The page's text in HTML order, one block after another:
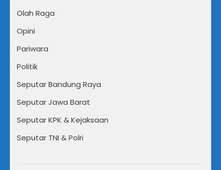
Olah Raga
Opini
Pariwara
Politik
Seputar Bandung Raya
Seputar Jawa Barat
Seputar KPK & Kejaksaan
Seputar TNI & Polri